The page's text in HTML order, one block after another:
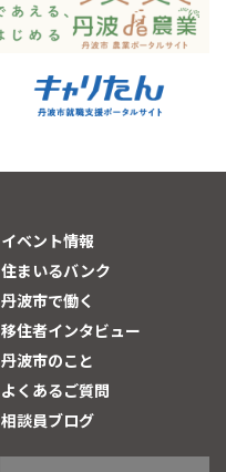
イベント情報
住まいるバンク
丹波市で働く
移住者インタビュー
丹波市のこと
よくあるご質問
相談員ブログ